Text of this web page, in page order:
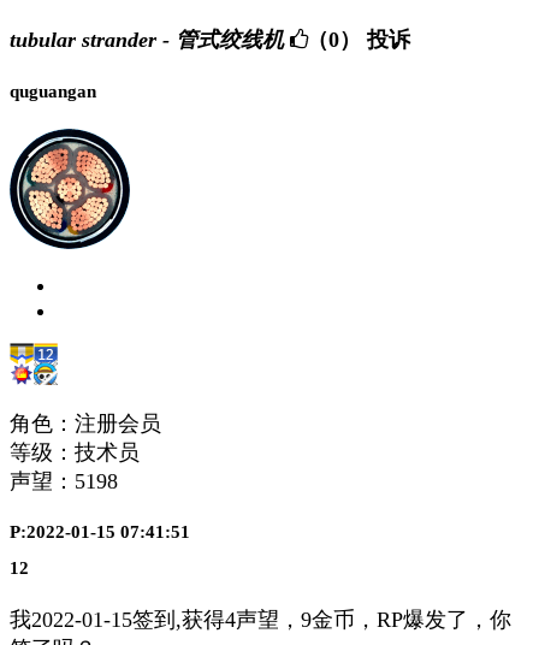
tubular strander - 管式绞线机 （0） 投诉
quguangan
角色：注册会员
等级：技术员
声望： 5198
P:2022-01-15 07:41:51
12
我2022-01-15签到,获得4声望，9金币，RP爆发了，你